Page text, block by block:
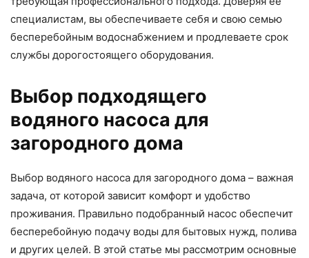
специалистам, вы обеспечиваете себя и свою семью
бесперебойным водоснабжением и продлеваете срок
службы дорогостоящего оборудования.
Выбор подходящего
водяного насоса для
загородного дома
Выбор водяного насоса для загородного дома – важная
задача, от которой зависит комфорт и удобство
проживания. Правильно подобранный насос обеспечит
бесперебойную подачу воды для бытовых нужд, полива
и других целей. В этой статье мы рассмотрим основные